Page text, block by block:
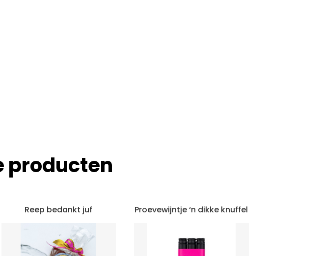
producten
Reep bedankt juf Proevewijntje ‘n dikke knuffel